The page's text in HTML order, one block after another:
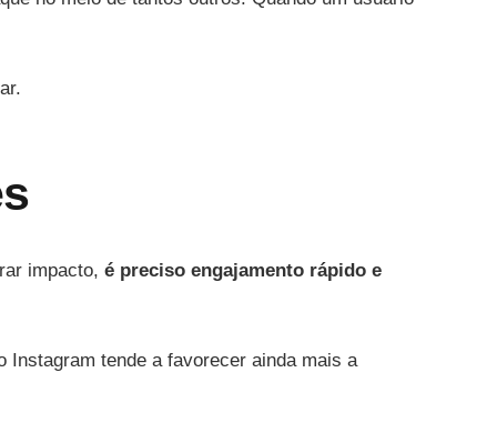
impacto, é preciso engajamento rápido e
Instagram tende a favorecer ainda mais a